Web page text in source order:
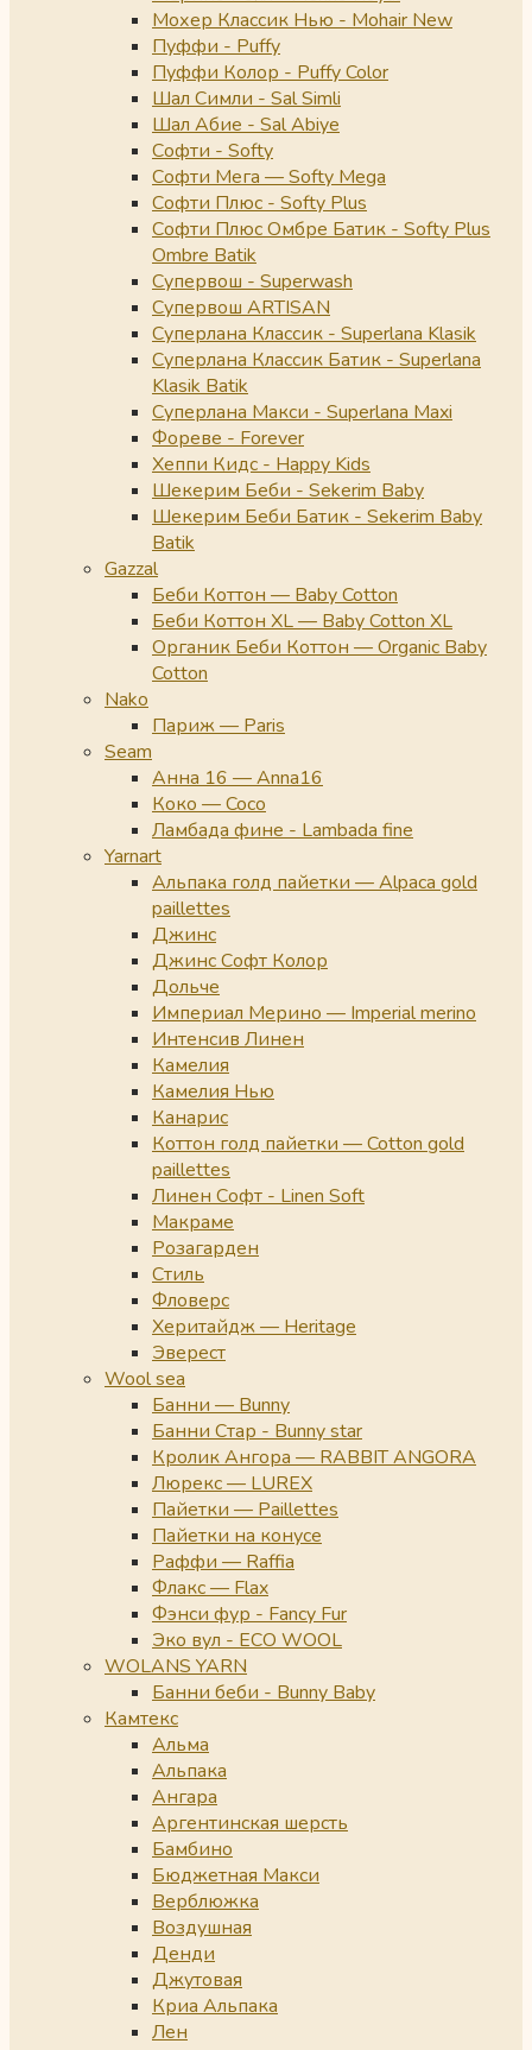
Мохер Классик Нью - Mohair New
Пуффи - Puffy
Пуффи Колор - Puffy Color
Шал Симли - Sal Simli
Шал Абие - Sal Abiye
Софти - Softy
Софти Мега — Softy Mega
Софти Плюс - Softy Plus
Софти Плюс Омбре Батик - Softy Plus
Ombre Batik
Супервош - Superwash
Супервош ARTISAN
Суперлана Классик - Superlana Klasik
Суперлана Классик Батик - Superlana
Klasik Batik
Суперлана Макси - Superlana Maxi
Фореве - Forever
Хеппи Кидс - Happy Kids
Шекерим Беби - Sekerim Baby
Шекерим Беби Батик - Sekerim Baby
Batik
Gazzal
Беби Коттон — Baby Cotton
Беби Коттон XL — Baby Cotton XL
Органик Беби Коттон — Organic Baby
Cotton
Nako
Париж — Paris
Seam
Анна 16 — Anna16
Коко — Coco
Ламбада фине - Lambada fine
Yarnart
Альпака голд пайетки — Alpaca gold
paillettes
Джинс
Джинс Софт Колор
Дольче
Империал Мерино — Imperial merino
Интенсив Линен
Камелия
Камелия Нью
Канарис
Коттон голд пайетки — Cotton gold
paillettes
Линен Софт - Linen Soft
Макраме
Розагарден
Стиль
Фловерс
Херитайдж — Heritage
Эверест
Wool sea
Банни — Bunny
Банни Стар - Bunny star
Кролик Ангора — RABBIT ANGORA
Люрекс — LUREX
Пайетки — Paillettes
Пайетки на конусе
Раффи — Raffia
Флакс — Flax
Фэнси фур - Fancy Fur
Эко вул - ECO WOOL
WOLANS YARN
Банни беби - Bunny Baby
Камтекс
Альма
Альпака
Ангара
Аргентинская шерсть
Бамбино
Бюджетная Макси
Верблюжка
Воздушная
Денди
Джутовая
Криа Альпака
Лен